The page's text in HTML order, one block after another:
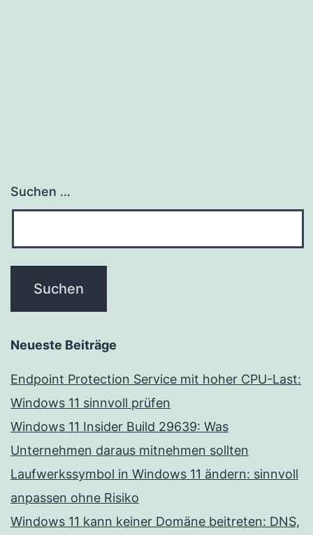
Suchen …
Neueste Beiträge
Endpoint Protection Service mit hoher CPU-Last:
Windows 11 sinnvoll prüfen
Windows 11 Insider Build 29639: Was
Unternehmen daraus mitnehmen sollten
Laufwerkssymbol in Windows 11 ändern: sinnvoll
anpassen ohne Risiko
Windows 11 kann keiner Domäne beitreten: DNS,